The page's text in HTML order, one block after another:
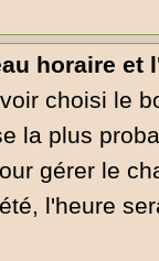
horaire
choisi le
la plus
gérer le
l'heure